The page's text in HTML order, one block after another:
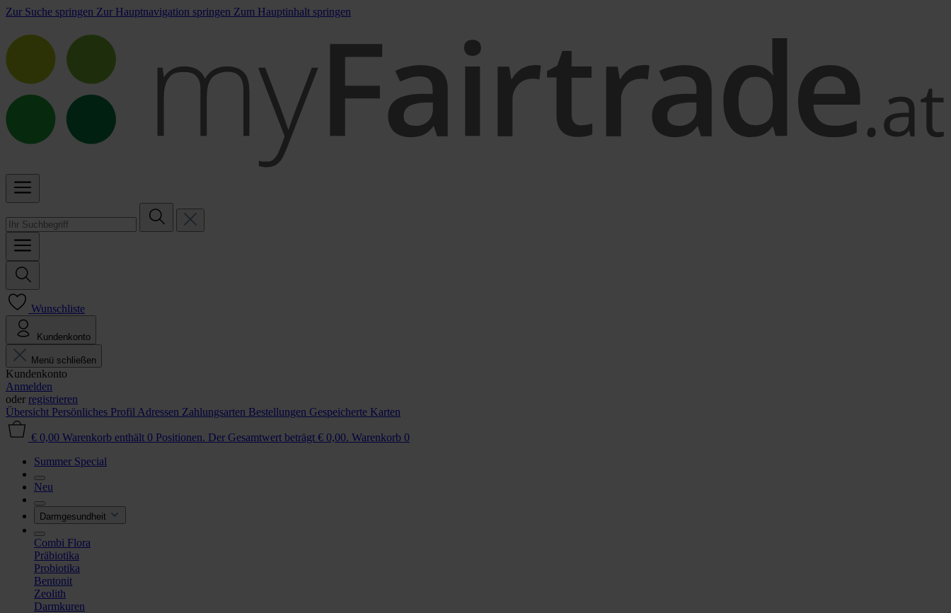
Zur Suche springen Zur Hauptnavigation springen Zum Hauptinhalt springen
Wunschliste
Kundenkonto
Menü schließen
Kundenkonto
Anmelden
oder registrieren
Übersicht Persönliches Profil Adressen Zahlungsarten Bestellungen Gespeicherte Karten
€ 0,00 Warenkorb enthält 0 Positionen. Der Gesamtwert beträgt € 0,00. Warenkorb 0
Summer Special
Neu
Darmgesundheit
Combi Flora
Präbiotika
Probiotika
Bentonit
Zeolith
Darmkuren